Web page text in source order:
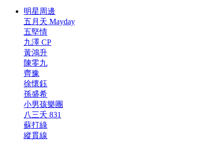
明星周邊
五月天 Mayday
五堅情
九澤 CP
黃鴻升
陳零九
齊豫
徐懷鈺
孫盛希
小男孩樂團
八三夭 831
蘇打綠
縱貫線